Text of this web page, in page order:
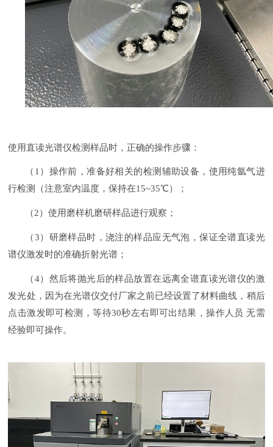
使用直读光谱仪检测样品时，正确的操作步骤：
（1） 操作前，准备好相关的检测辅助设备，使用纯氩气进
行检测（注意室内温度，保持在1 5~35℃）；
（2）使用磨样机磨研样品进行观察；
（3）研磨样品时，浇注的样品应无气泡，保证全谱直读光
谱仪激发时的准确折射光谱；
（4） 然后将抛光后的样品放置在远离全谱直读光谱仪的激
发光处，因为在光谱仪交付厂家之前已经设置了材料曲线，稍后
点击激发即可检测，等待30秒左右即可出结果，操作人员 无需
经验即可操作。